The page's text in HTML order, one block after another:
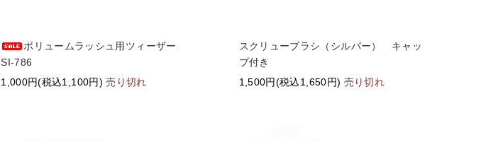
ボリュームラッシュ用ツィーザー
SI-786
1,000円(税込1,100円)売り切れ
スクリューブラシ（シルバー） キャッ
プ付き
1,500円(税込1,650円) 売り切れ